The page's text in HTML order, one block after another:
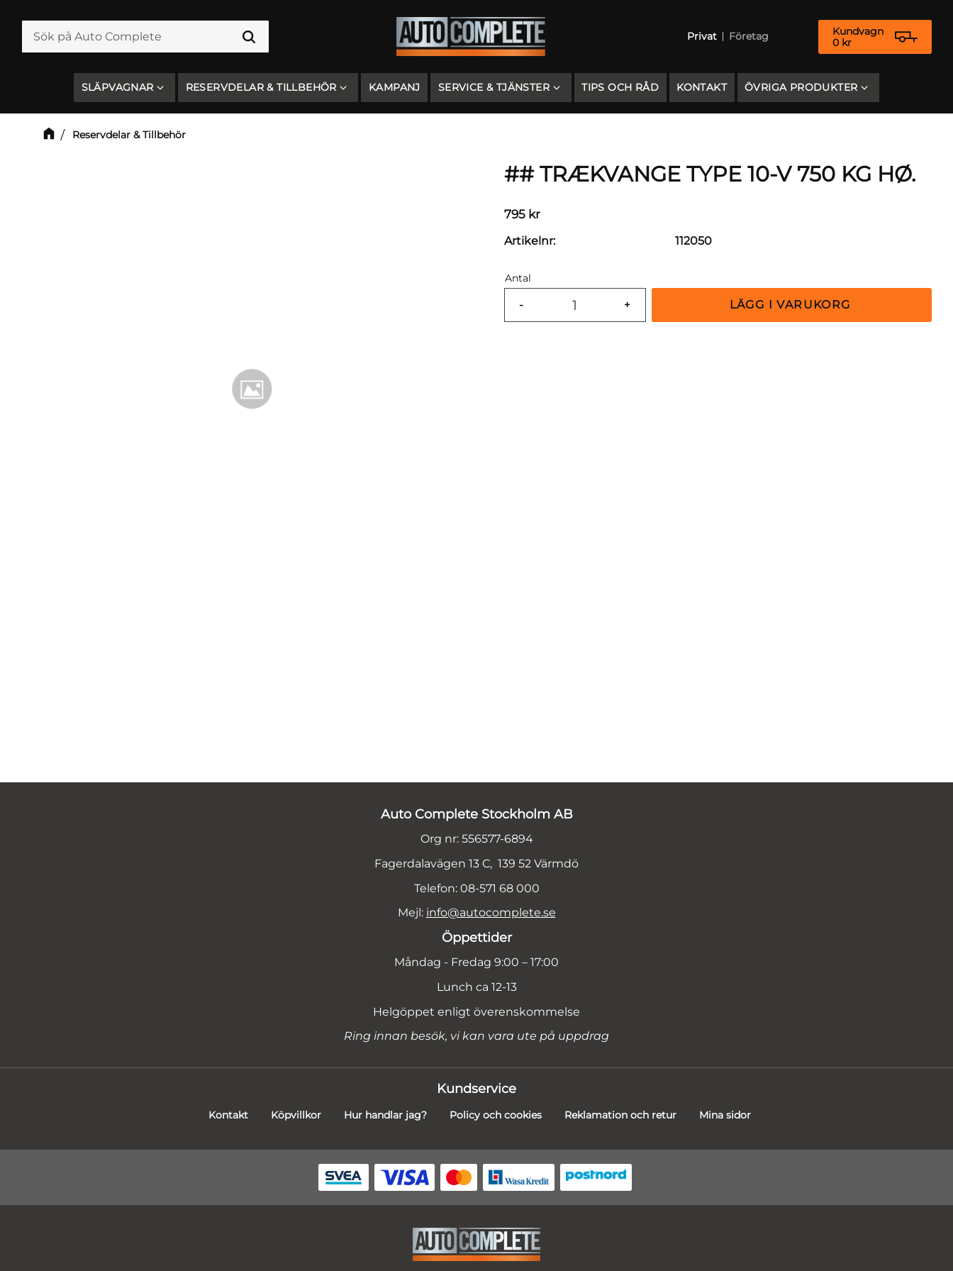
Privat Företag
Kundvagn
0 kr
SLÄPVAGNAR RESERVDELAR & TILLBEHÖR KAMPANJ SERVICE & TJÄNSTER TIPS OCH RÅD KONTAKT ÖVRIGA PRODUKTER
Reservdelar & Tillbehör
## TRÆKVANGE TYPE 10-V 750 KG HØ.
795kr
Antal
+
-
Artikelnr 112050
Auto Complete Stockholm AB
Org nr: 556577-6894
Fagerdalavägen 13 C, 139 52 Värmdö
Telefon: 08-571 68 000
Mejl: info@autocomplete.se
Öppettider
Måndag - Fredag 9:00 – 17:00
Lunch ca 12-13
Helgöppet enligt överenskommelse
Ring innan besök, vi kan vara ute på uppdrag
Kundservice
Kontakt Köpvillkor Hur handlar jag? Policy och cookies Reklamation och retur Mina sidor